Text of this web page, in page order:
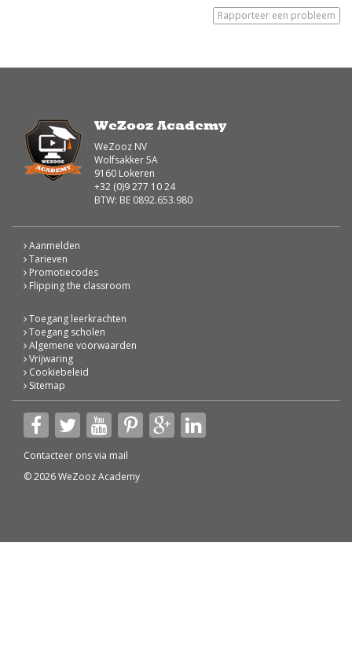
Rapporteer een probleem
WeZooz Academy
WeZooz NV
Wolfsakker 5A
9160 Lokeren
+32 (0)9 277 10 24
BTW: BE 0892.653.980
Aanmelden
Tarieven
Promotiecodes
Flipping the classroom
Toegang leerkrachten
Toegang scholen
Algemene voorwaarden
Vrijwaring
Cookiebeleid
Sitemap
Contacteer ons via mail
© 2026 WeZooz Academy